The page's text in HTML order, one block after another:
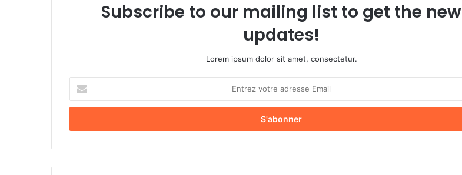
Subscribe to our mailing list to get the new
updates!
Lorem ipsum dolor sit amet, consectetur.
t
e
o